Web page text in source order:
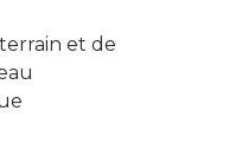
et de